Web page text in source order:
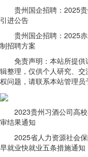
贵州国企招聘：2025贵
引进公告
贵州国企招聘：2025赤
制招聘方案
免责声明：本站所提供
辑整理，仅供个人研究、
权问题，请联系本站管理员
2023贵州习酒公司高校
审结果通知
2025省人力资源社会保
早就业快就业五条措施通知